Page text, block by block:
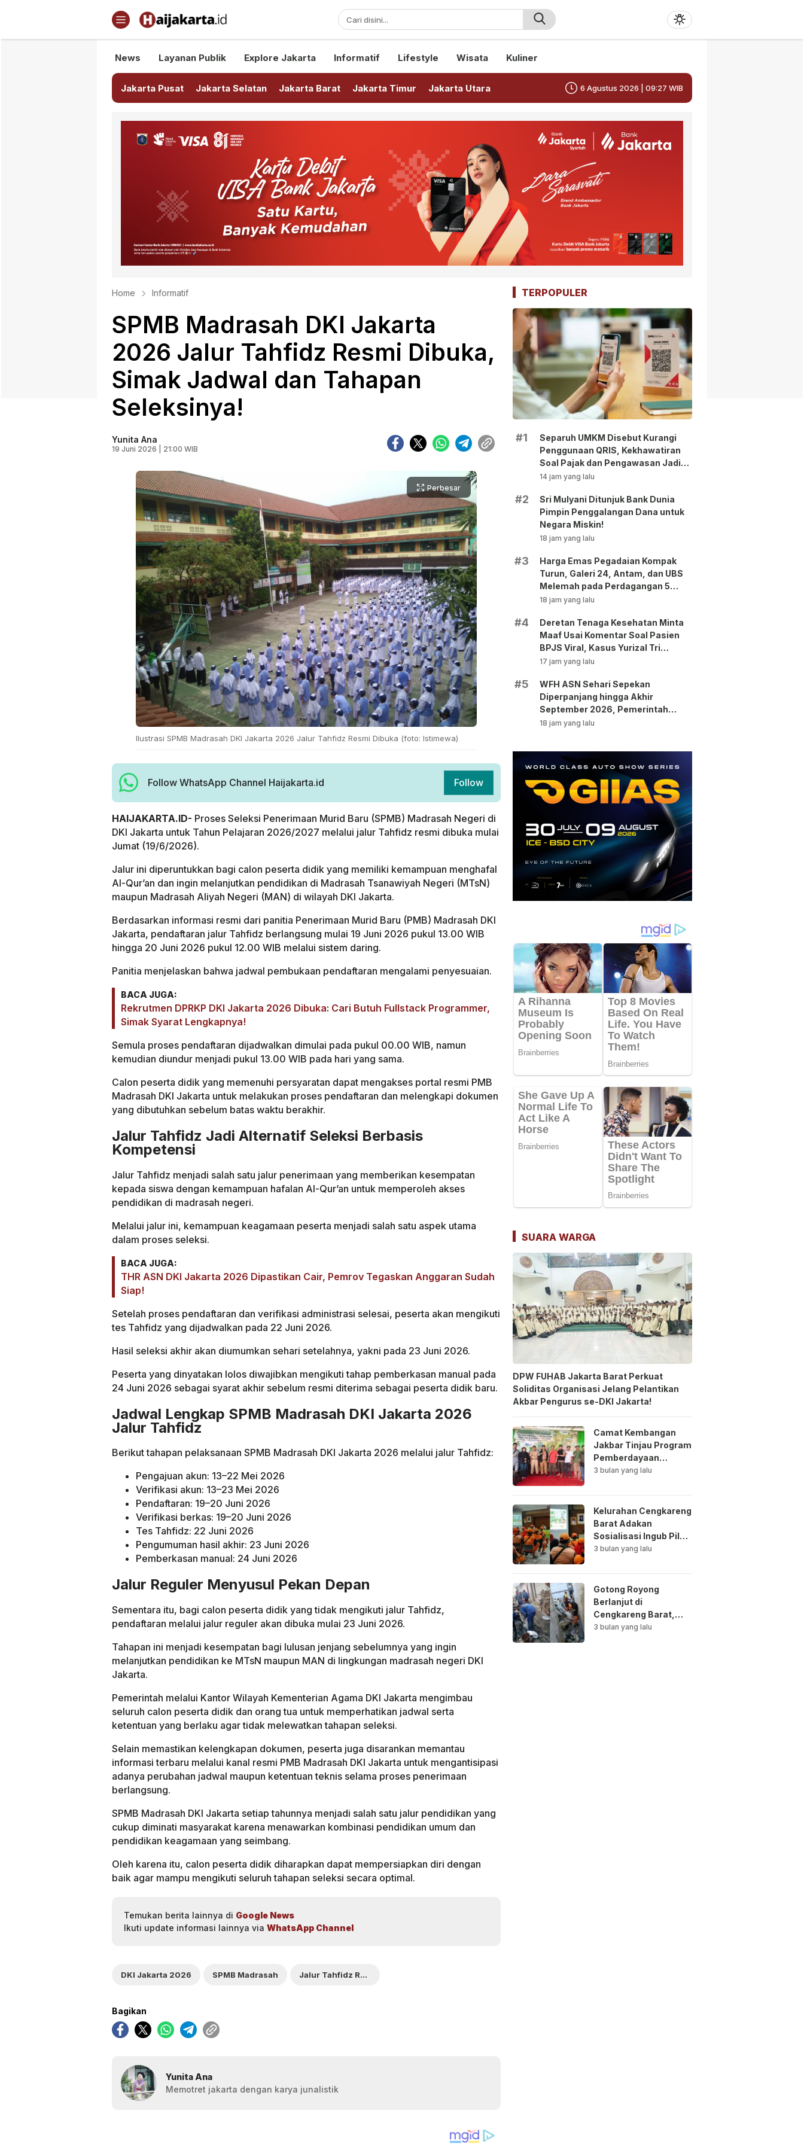
Haijakarta.id
Semua Tentang Jakarta Ada Disini!
News Layanan Publik Explore Jakarta Informatif Lifestyle Wisata Kuliner
Jakarta Pusat Jakarta Selatan Jakarta Barat Jakarta Timur Jakarta Utara 6 Agustus 2026 | 09:27 WIB
Home Informatif
SPMB Madrasah DKI Jakarta
2026 Jalur Tahfidz Resmi Dibuka,
Simak Jadwal dan Tahapan
Seleksinya!
Yunita Ana
19 Juni 2026 | 21:00 WIB
Perbesar
Ilustrasi SPMB Madrasah DKI Jakarta 2026 Jalur Tahfidz Resmi Dibuka (foto: Istimewa)
Follow WhatsApp Channel Haijakarta.id Follow
HAIJAKARTA.ID- Proses Seleksi Penerimaan Murid Baru (SPMB) Madrasah Negeri di
DKI Jakarta untuk Tahun Pelajaran 2026/2027 melalui jalur Tahfidz resmi dibuka mulai
Jumat (19/6/2026).
Jalur ini diperuntukkan bagi calon peserta didik yang memiliki kemampuan menghafal
Al-Qur’an dan ingin melanjutkan pendidikan di Madrasah Tsanawiyah Negeri (MTsN)
maupun Madrasah Aliyah Negeri (MAN) di wilayah DKI Jakarta.
Berdasarkan informasi resmi dari panitia Penerimaan Murid Baru (PMB) Madrasah DKI
Jakarta, pendaftaran jalur Tahfidz berlangsung mulai 19 Juni 2026 pukul 13.00 WIB
hingga 20 Juni 2026 pukul 12.00 WIB melalui sistem daring.
Panitia menjelaskan bahwa jadwal pembukaan pendaftaran mengalami penyesuaian.
BACA JUGA:
Rekrutmen DPRKP DKI Jakarta 2026 Dibuka: Cari Butuh Fullstack Programmer,
Simak Syarat Lengkapnya!
Semula proses pendaftaran dijadwalkan dimulai pada pukul 00.00 WIB, namun
kemudian diundur menjadi pukul 13.00 WIB pada hari yang sama.
Calon peserta didik yang memenuhi persyaratan dapat mengakses portal resmi PMB
Madrasah DKI Jakarta untuk melakukan proses pendaftaran dan melengkapi dokumen
yang dibutuhkan sebelum batas waktu berakhir.
Jalur Tahfidz Jadi Alternatif Seleksi Berbasis
Kompetensi
Jalur Tahfidz menjadi salah satu jalur penerimaan yang memberikan kesempatan
kepada siswa dengan kemampuan hafalan Al-Qur’an untuk memperoleh akses
pendidikan di madrasah negeri.
Melalui jalur ini, kemampuan keagamaan peserta menjadi salah satu aspek utama
dalam proses seleksi.
BACA JUGA:
THR ASN DKI Jakarta 2026 Dipastikan Cair, Pemrov Tegaskan Anggaran Sudah
Siap!
Setelah proses pendaftaran dan verifikasi administrasi selesai, peserta akan mengikuti
tes Tahfidz yang dijadwalkan pada 22 Juni 2026.
Hasil seleksi akhir akan diumumkan sehari setelahnya, yakni pada 23 Juni 2026.
Peserta yang dinyatakan lolos diwajibkan mengikuti tahap pemberkasan manual pada
24 Juni 2026 sebagai syarat akhir sebelum resmi diterima sebagai peserta didik baru.
Jadwal Lengkap SPMB Madrasah DKI Jakarta 2026
Jalur Tahfidz
Berikut tahapan pelaksanaan SPMB Madrasah DKI Jakarta 2026 melalui jalur Tahfidz:
Pengajuan akun: 13–22 Mei 2026
Verifikasi akun: 13–23 Mei 2026
Pendaftaran: 19–20 Juni 2026
Verifikasi berkas: 19–20 Juni 2026
Tes Tahfidz: 22 Juni 2026
Pengumuman hasil akhir: 23 Juni 2026
Pemberkasan manual: 24 Juni 2026
Jalur Reguler Menyusul Pekan Depan
Sementara itu, bagi calon peserta didik yang tidak mengikuti jalur Tahfidz,
pendaftaran melalui jalur reguler akan dibuka mulai 23 Juni 2026.
Tahapan ini menjadi kesempatan bagi lulusan jenjang sebelumnya yang ingin
melanjutkan pendidikan ke MTsN maupun MAN di lingkungan madrasah negeri DKI
Jakarta.
Pemerintah melalui Kantor Wilayah Kementerian Agama DKI Jakarta mengimbau
seluruh calon peserta didik dan orang tua untuk memperhatikan jadwal serta
ketentuan yang berlaku agar tidak melewatkan tahapan seleksi.
Selain memastikan kelengkapan dokumen, peserta juga disarankan memantau
informasi terbaru melalui kanal resmi PMB Madrasah DKI Jakarta untuk mengantisipasi
adanya perubahan jadwal maupun ketentuan teknis selama proses penerimaan
berlangsung.
SPMB Madrasah DKI Jakarta setiap tahunnya menjadi salah satu jalur pendidikan yang
cukup diminati masyarakat karena menawarkan kombinasi pendidikan umum dan
pendidikan keagamaan yang seimbang.
Oleh karena itu, calon peserta didik diharapkan dapat mempersiapkan diri dengan
baik agar mampu mengikuti seluruh tahapan seleksi secara optimal.
Temukan berita lainnya di Google News
Ikuti update informasi lainnya via WhatsApp Channel
DKI Jakarta 2026 SPMB Madrasah Jalur Tahfidz Resmi Dibuka
Bagikan
Yunita Ana
Memotret jakarta dengan karya junalistik
TERPOPULER
#1
Separuh UMKM Disebut Kurangi
Penggunaan QRIS, Kekhawatiran
Soal Pajak dan Pengawasan Jadi
Sorotan!
14 jam yang lalu
#2
Sri Mulyani Ditunjuk Bank Dunia
Pimpin Penggalangan Dana untuk
Negara Miskin!
18 jam yang lalu
#3
Harga Emas Pegadaian Kompak
Turun, Galeri 24, Antam, dan UBS
Melemah pada Perdagangan 5
Agustus 2026
18 jam yang lalu
#4
Deretan Tenaga Kesehatan Minta
Maaf Usai Komentar Soal Pasien
BPJS Viral, Kasus Yurizal Tri
Chaerawan Jadi Sorotan Publik!
17 jam yang lalu
#5
WFH ASN Sehari Sepekan
Diperpanjang hingga Akhir
September 2026, Pemerintah
Klaim Kinerja Tetap Optimal
18 jam yang lalu
SUARA WARGA
DPW FUHAB Jakarta Barat Perkuat
Soliditas Organisasi Jelang Pelantikan
Akbar Pengurus se-DKI Jakarta!
Camat Kembangan
Jakbar Tinjau Program
Pemberdayaan
Lingkungan di Bale
3 bulan yang lalu
Kelurahan Cengkareng
Barat Adakan
Sosialisasi Ingub Pilah
Sampah Kepada PPSU
3 bulan yang lalu
Gotong Royong
Berlanjut di
Cengkareng Barat,
Saluran Air
3 bulan yang lalu